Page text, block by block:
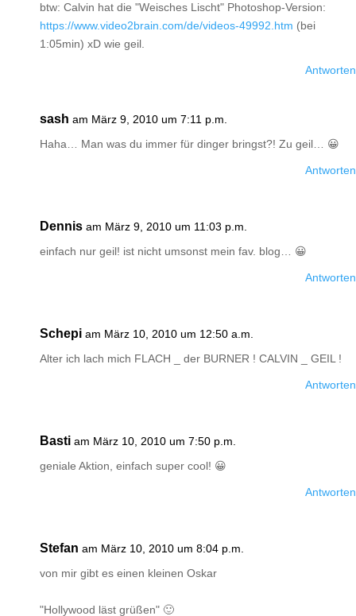
btw: Calvin hat die "Weisches Lischt" Photoshop-Version:
https://www.video2brain.com/de/videos-49992.htm (bei
1:05min) xD wie geil.
Antworten
sash am März 9, 2010 um 7:11 p.m.
Haha… Man was du immer für dinger bringst?! Zu geil… 😀
Antworten
Dennis am März 9, 2010 um 11:03 p.m.
einfach nur geil! ist nicht umsonst mein fav. blog… 😀
Antworten
Schepi am März 10, 2010 um 12:50 a.m.
Alter ich lach mich FLACH _ der BURNER ! CALVIN _ GEIL !
Antworten
Basti am März 10, 2010 um 7:50 p.m.
geniale Aktion, einfach super cool! 😀
Antworten
Stefan am März 10, 2010 um 8:04 p.m.
von mir gibt es einen kleinen Oskar
"Hollywood läst grüßen" 🙂